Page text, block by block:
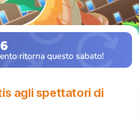
agli spettatori di